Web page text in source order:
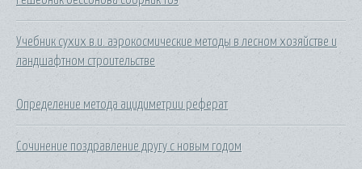
Учебник сухих в.и. аэрокосмические методы в лесном хозяйстве и
ландшафтном строительстве
Определение метода ацидиметрии реферат
Сочинение поздравление другу с новым годом